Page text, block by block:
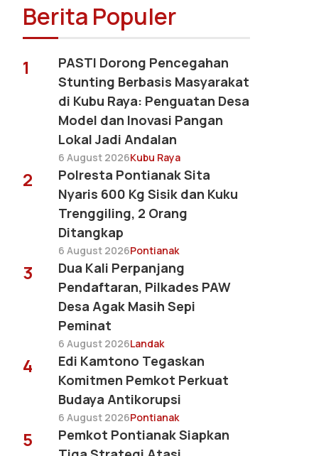
Berita Populer
1
PASTI Dorong Pencegahan
Stunting Berbasis Masyarakat
di Kubu Raya: Penguatan Desa
Model dan Inovasi Pangan
Lokal Jadi Andalan
6 August 2026Kubu Raya
2
Polresta Pontianak Sita
Nyaris 600 Kg Sisik dan Kuku
Trenggiling, 2 Orang
Ditangkap
6 August 2026Pontianak
3
Dua Kali Perpanjang
Pendaftaran, Pilkades PAW
Desa Agak Masih Sepi
Peminat
6 August 2026Landak
4
Edi Kamtono Tegaskan
Komitmen Pemkot Perkuat
Budaya Antikorupsi
6 August 2026Pontianak
5
Pemkot Pontianak Siapkan